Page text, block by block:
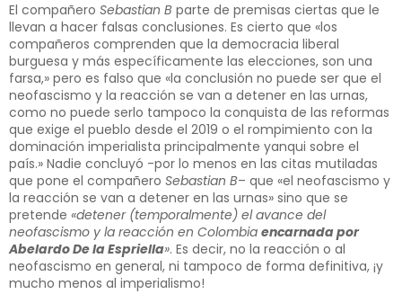
El compañero Sebastian B parte de premisas ciertas que le
llevan a hacer falsas conclusiones. Es cierto que «los
compañeros comprenden que la democracia liberal
burguesa y más específicamente las elecciones, son una
farsa,» pero es falso que «la conclusión no puede ser que el
neofascismo y la reacción se van a detener en las urnas,
como no puede serlo tampoco la conquista de las reformas
que exige el pueblo desde el 2019 o el rompimiento con la
dominación imperialista principalmente yanqui sobre el
país.» Nadie concluyó -por lo menos en las citas mutiladas
que pone el compañero Sebastian B– que «el neofascismo y
la reacción se van a detener en las urnas» sino que se
pretende «detener (temporalmente) el avance del
neofascismo y la reacción en Colombia encarnada por
Abelardo De la Espriella». Es decir, no la reacción o al
neofascismo en general, ni tampoco de forma definitiva, ¡y
mucho menos al imperialismo!